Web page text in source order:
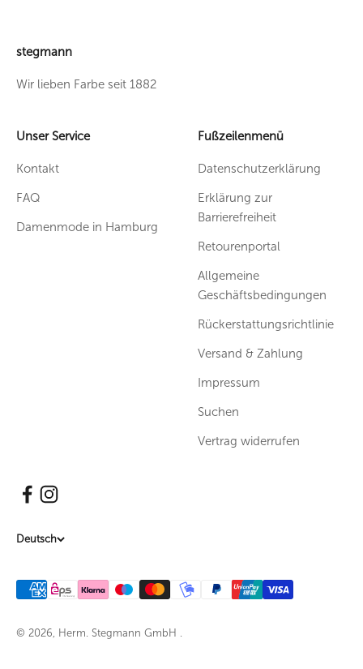
stegmann
Wir lieben Farbe seit 1882
Unser Service
Kontakt
FAQ
Damenmode in Hamburg
Fußzeilenmenü
Datenschutzerklärung
Erklärung zur
Barrierefreiheit
Retourenportal
Allgemeine
Geschäftsbedingungen
Rückerstattungsrichtlinie
Versand & Zahlung
Impressum
Suchen
Vertrag widerrufen
Deutsch
© 2026, Herm. Stegmann GmbH .